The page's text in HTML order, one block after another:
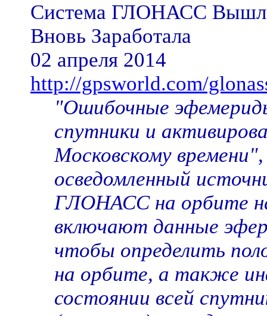
Система ГЛОНАСС
Вновь Заработала
02 апреля 2014
http://gpsworld.com/
"Ошибочные
спутники и
Московскому
осведомленный
ГЛОНАСС на орбите
включают данные
чтобы определить
на орбите, а также
состоянии всей